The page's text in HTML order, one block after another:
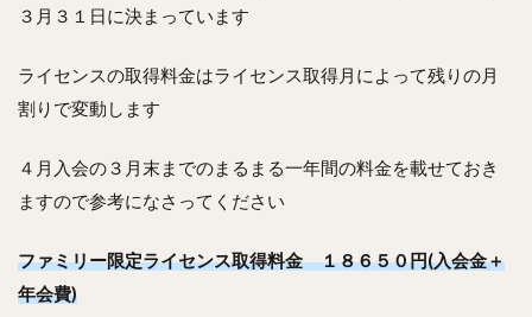
３月３１日に決まっています
ライセンスの取得料金はライセンス取得月によって残りの月
割りで変動します
４月入会の３月末までのまるまる一年間の料金を載せておき
ますので参考になさってください
ファミリー限定ライセンス取得料金 １８６５０円(入会金＋
年会費)